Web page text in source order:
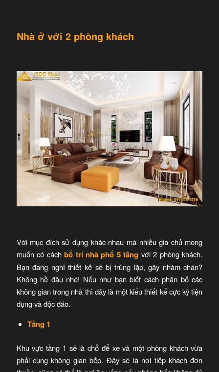
Nhà ở với 2 phòng khách
Với mục đích sử dụng khác nhau mà nhiều gia chủ mong
muốn có cáchbố trí nhà phố 5 tầng với 2 phòng khách.
Bạn đang nghĩ thiết kế sẽ bị trùng lặp, gây nhàm chán?
Không hề đâu nhé! Nếu như bạn biết cách phân bố các
không gian trong nhà thì đây là một kiểu thiết kế cực kỳ tiện
dụng và độc đáo.
Tầng 1
Khu vực tầng 1 sẽ là chỗ để xe và một phòng khách vừa
phải cùng không gian bếp. Đây sẽ là nơi tiếp khách đơn